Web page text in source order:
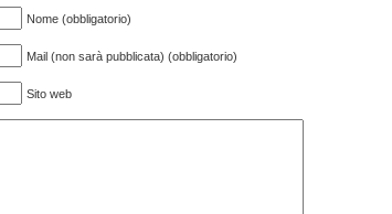
Nome (obbligatorio)
Mail (non sarà pubblicata) (obbligatorio)
Sito web